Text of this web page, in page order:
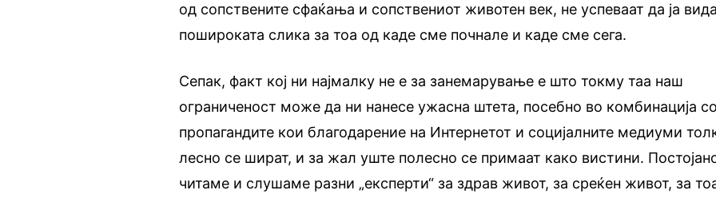
од сопствените сфаќања и сопствениот животен век, не успеваат да ја
пошироката слика за тоа од каде сме почнале и каде сме сега.
Сепак, факт кој ни најмалку не е за занемарување е што токму таа наш
ограниченост може да ни нанесе ужасна штета, посебно во комбинација
пропагандите кои благодарение на Интернетот и социјалните медиуми
лесно се шират, и за жал уште полесно се примаат како вистини.
читаме и слушаме разни „експерти“ за здрав живот, за среќен живот, за